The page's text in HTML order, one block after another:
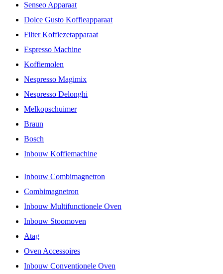
Senseo Apparaat
Dolce Gusto Koffieapparaat
Filter Koffiezetapparaat
Espresso Machine
Koffiemolen
Nespresso Magimix
Nespresso Delonghi
Melkopschuimer
Braun
Bosch
Inbouw Koffiemachine
Inbouw Combimagnetron
Combimagnetron
Inbouw Multifunctionele Oven
Inbouw Stoomoven
Atag
Oven Accessoires
Inbouw Conventionele Oven